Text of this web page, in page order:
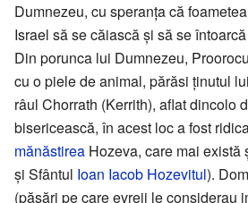
Dumnezeu, cu speranța că
Israel să se căiască și să se
Din porunca lui Dumnezeu,
cu o piele de animal, părăsi ținutul
râul Chorrath (Kerrith), aflat dincolo
bisericească, în acest loc a fost
mănăstirea Hozeva, care mai există
și Sfântul Ioan Iacob Hozevitul).
(păsări pe care evreii le considerau